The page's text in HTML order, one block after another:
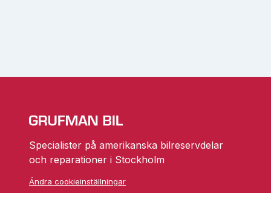
Specialister på amerikanska bilreservdelar
och reparationer i Stockholm
Ändra cookieinställningar